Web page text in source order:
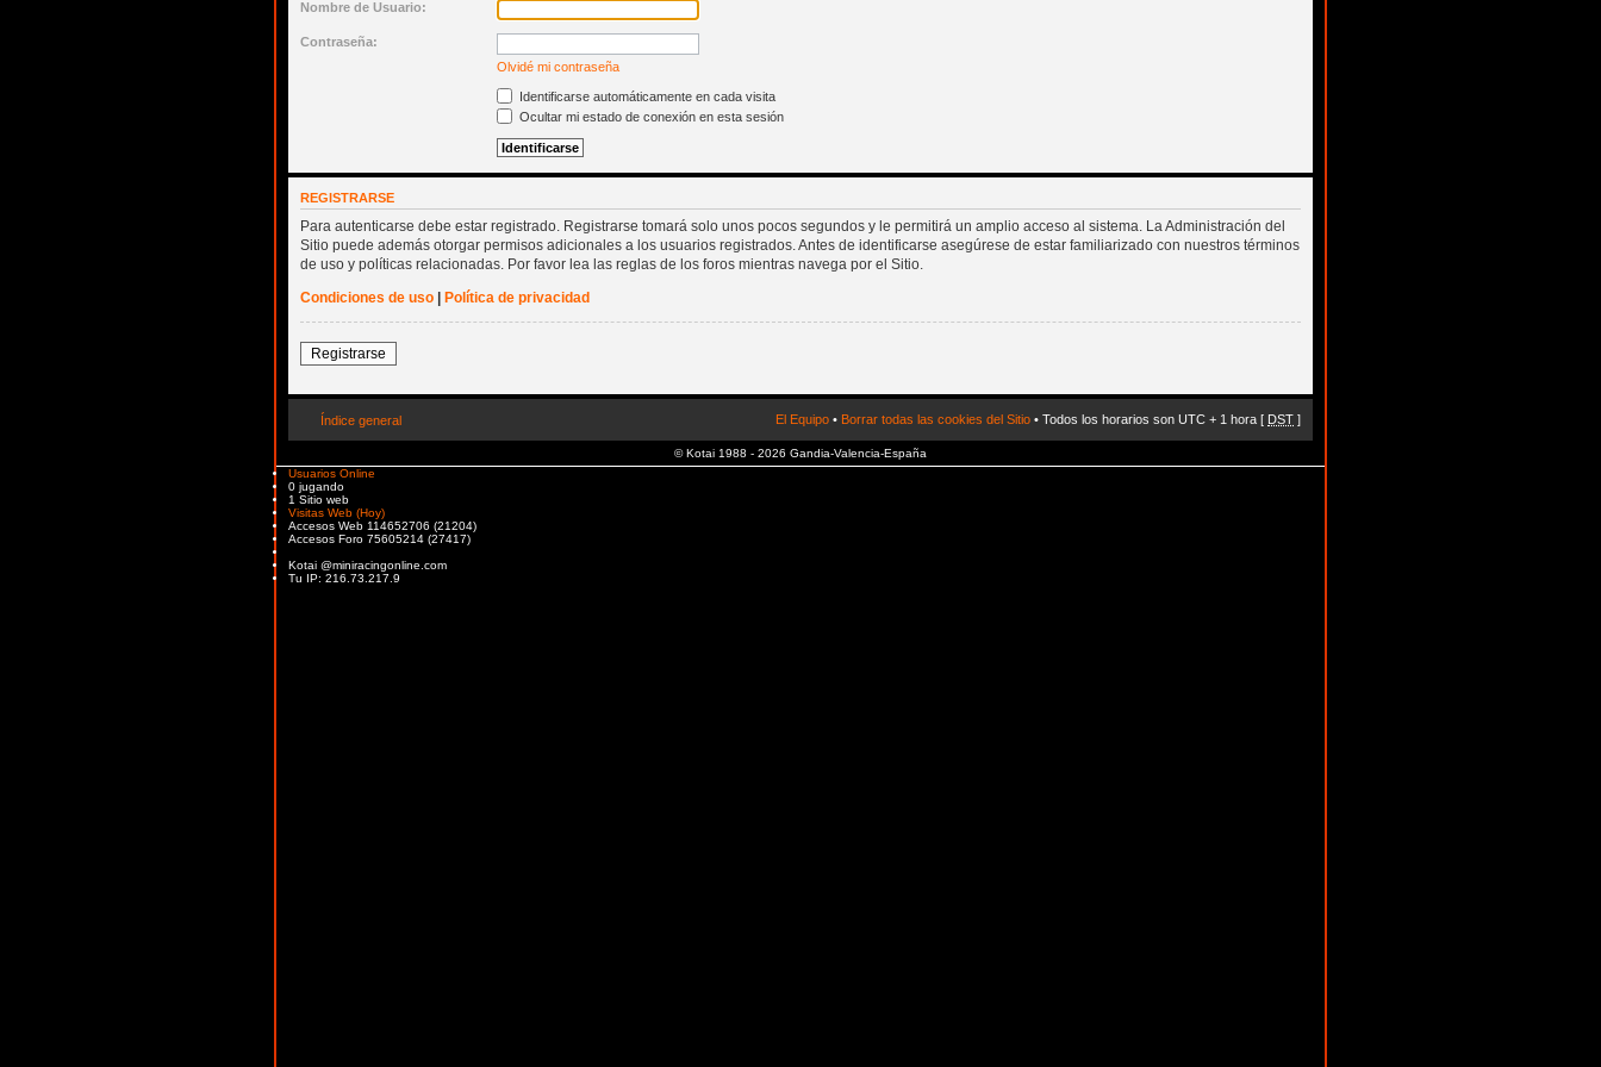
Nombre de Usuario:
Contraseña:
Olvidé mi contraseña
Identificarse automáticamente en cada visita
Ocultar mi estado de conexión en esta sesión
REGISTRARSE
Para autenticarse debe estar registrado. Registrarse tomará solo unos pocos segundos y le permitirá un amplio acceso al sistema. La Administración del
Sitio puede además otorgar permisos adicionales a los usuarios registrados. Antes de identificarse asegúrese de estar familiarizado con nuestros términos
de uso y políticas relacionadas. Por favor lea las reglas de los foros mientras navega por el Sitio.
Condiciones de uso | Política de privacidad
Registrarse
Índice general El Equipo • Borrar todas las cookies del Sitio • Todos los horarios son UTC + 1 hora [ DST ]
© Kotai 1988 - 2026 Gandia-Valencia-España
Usuarios Online
0 jugando
1 Sitio web
Visitas Web (Hoy)
Accesos Web 114652706 (21204)
Accesos Foro 75605214 (27417)
Kotai @miniracingonline.com
Tu IP: 216.73.217.9